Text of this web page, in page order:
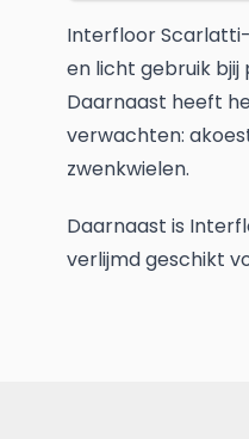
Interfloor
en licht gebruik
Daarnaast heeft
verwachten:
zwenkwielen.
Daarnaast is
verlijmd geschikt